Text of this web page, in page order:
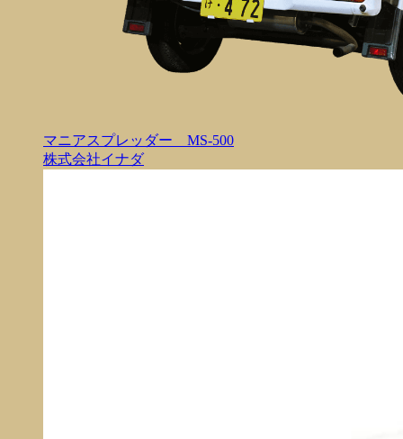
マニアスプレッダー MS-500
株式会社イナダ